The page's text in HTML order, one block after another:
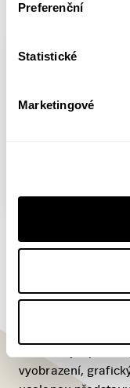
Preferenční
Statistické
Marketingové
místa 1. díl
Nová kniha
vyobrazení,